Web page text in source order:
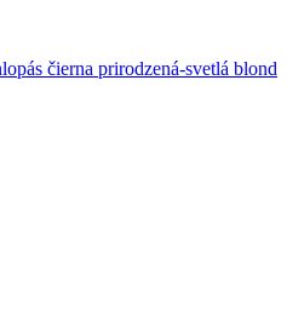
čierna prirodzená-svetlá blond